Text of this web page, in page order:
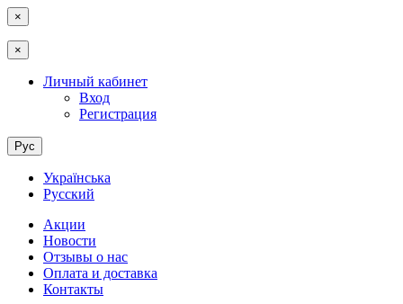
×
×
Личный кабинет
Вход
Регистрация
Рус
Українська
Русский
Акции
Новости
Отзывы о нас
Оплата и доставка
Контакты